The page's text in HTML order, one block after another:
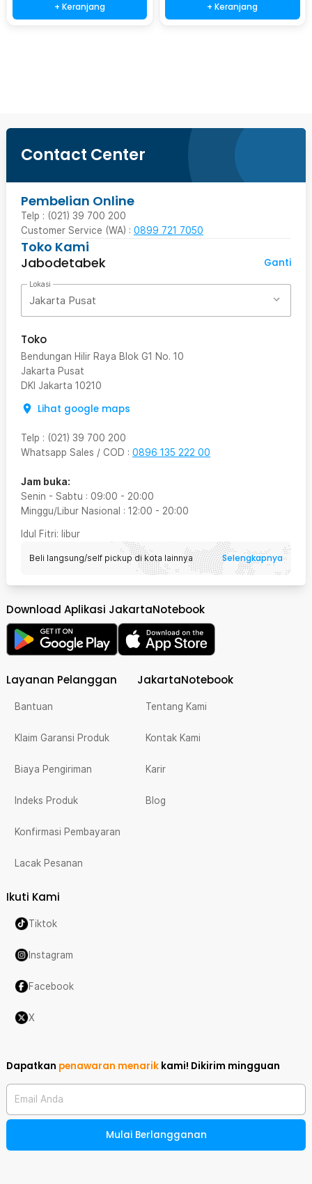
+ Keranjang + Keranjang
Contact Center
Pembelian Online
Telp : (021) 39 700 200
Customer Service (WA) : 0899 721 7050
Toko Kami
Jabodetabek
Ganti
Lokasi
Jakarta Pusat
Toko
Bendungan Hilir Raya Blok G1 No. 10
Jakarta Pusat
DKI Jakarta 10210
Lihat google maps
Telp : (021) 39 700 200
Whatsapp Sales / COD : 0896 135 222 00
Jam buka:
Senin - Sabtu : 09:00 - 20:00
Minggu/Libur Nasional : 12:00 - 20:00
Idul Fitri: libur
Beli langsung/self pickup di kota lainnya Selengkapnya
Download Aplikasi JakartaNotebook
Layanan Pelanggan
Bantuan
Klaim Garansi Produk
Biaya Pengiriman
Indeks Produk
Konfirmasi Pembayaran
Lacak Pesanan
JakartaNotebook
Tentang Kami
Kontak Kami
Karir
Blog
Ikuti Kami
Tiktok
Instagram
Facebook
X
Dapatkan penawaran menarik kami! Dikirim mingguan
Email Anda
Mulai Berlangganan